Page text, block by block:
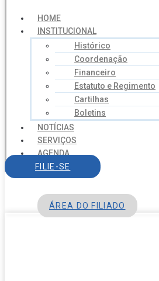
HOME
INSTITUCIONAL
Histórico
Coordenação
Financeiro
Estatuto e Regimento
Cartilhas
Boletins
NOTÍCIAS
SERVIÇOS
AGENDA
CONTATO
FILIE-SE
ÁREA DO FILIADO